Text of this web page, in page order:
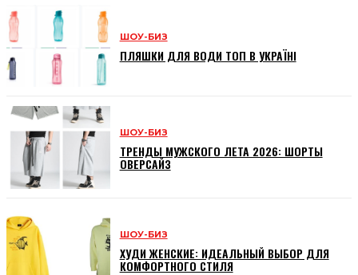
ШОУ-БИЗ
ПЛЯШКИ ДЛЯ ВОДИ ТОП В УКРАЇНІ
ШОУ-БИЗ
ТРЕНДЫ МУЖСКОГО ЛЕТА 2026: ШОРТЫ
ОВЕРСАЙЗ
ШОУ-БИЗ
ХУДИ ЖЕНСКИЕ: ИДЕАЛЬНЫЙ ВЫБОР ДЛЯ
КОМФОРТНОГО СТИЛЯ